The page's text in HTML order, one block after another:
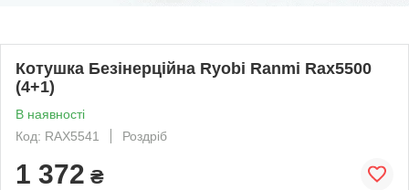
Котушка Безінерційна Ryobi Ranmi Rax5500
(4+1)
В наявності
Код: RAX5541
Роздріб
1 372 ₴